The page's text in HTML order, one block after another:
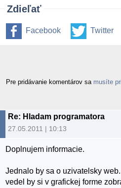
Zdieľať
Facebook Twitter
Pre pridávanie komentárov sa musíte
Re: Hladam programatora
27.05.2011 | 10:13
Doplnujem informacie.
Jednalo by sa o uzivatelsky
vedel by si v grafickej forme